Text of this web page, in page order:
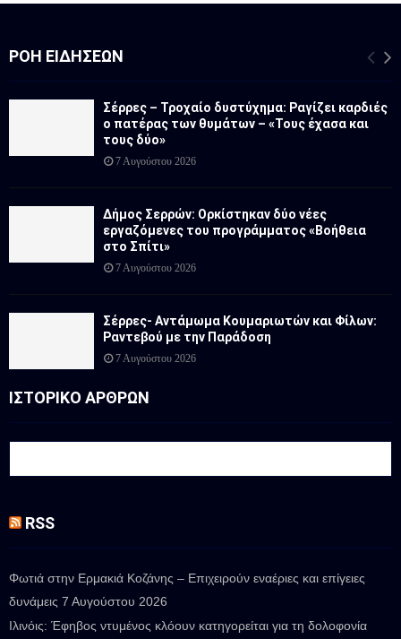
ΡΟΉ ΕΙΔΉΣΕΩΝ
Σέρρες – Τροχαίο δυστύχημα: Ραγίζει καρδιές
ο πατέρας των θυμάτων – «Τους έχασα και
τους δύο»
7 Αυγούστου 2026
Δήμος Σερρών: Ορκίστηκαν δύο νέες
εργαζόμενες του προγράμματος «Βοήθεια
στο Σπίτι»
7 Αυγούστου 2026
Σέρρες- Αντάμωμα Κουμαριωτών και Φίλων:
Ραντεβού με την Παράδοση
7 Αυγούστου 2026
ΙΣΤΟΡΙΚΟ ΑΡΘΡΩΝ
RSS
Φωτιά στην Ερμακιά Κοζάνης – Επιχειρούν εναέριες και επίγειες
δυνάμεις 7 Αυγούστου 2026
Ιλινόις: Έφηβος ντυμένος κλόουν κατηγορείται για τη δολοφονία